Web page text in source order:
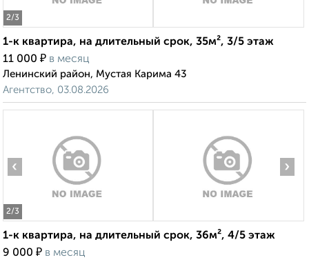
2/3
1-к квартира, на длительный срок, 35м², 3/5 этаж
11 000 ₽ в месяц
Ленинский район, Мустая Карима 43
Агентство, 03.08.2026
2/3
‹ ›
1-к квартира, на длительный срок, 36м², 4/5 этаж
9 000 ₽ в месяц